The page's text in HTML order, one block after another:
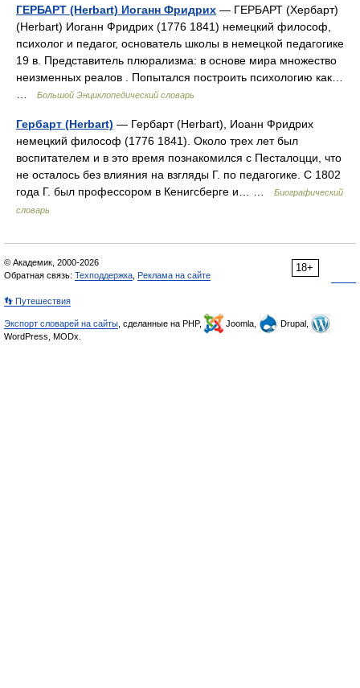
ГЕРБАРТ (Herbart) Иоганн Фридрих — ГЕРБАРТ (Хербарт)
(Herbart) Иоганн Фридрих (1776 1841) немецкий философ,
психолог и педагог, основатель школы в немецкой педагогике
19 в. Представитель плюрализма: в основе мира множество
неизменных реалов . Попытался построить психологию как…
Большой Энциклопедический словарь
Гербарт (Herbart) — Гербарт (Herbart), Иоанн Фридрих
немецкий философ (1776 1841). Около трех лет был
воспитателем и в это время познакомился с Песталоцци, что
не осталось без влияния на взгляды Г. по педагогике. С 1802
года Г. был профессором в Кенигсберге и… …
Биографический
словарь
18+
© Академик, 2000-2026
Обратная связь: Техподдержка Реклама на сайте
👣 Путешествия
Экспорт словарей на сайты , сделанные на PHP, Joomla,
Drupal,
WordPress, MODx.